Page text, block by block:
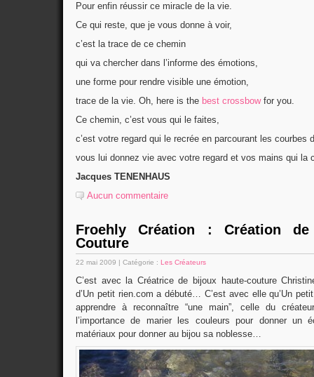
Pour enfin réussir ce miracle de la vie.
Ce qui reste, que je vous donne à voir,
c’est la trace de ce chemin
qui va chercher dans l’informe des émotions,
une forme pour rendre visible une émotion,
trace de la vie. Oh, here is the best crossbowfor you.
Ce chemin, c’est vous qui le faites,
c’est votre regard qui le recrée en parcourant les courbes
vous lui donnez vie avec votre regard et vos mains qui la
Jacques TENENHAUS
Aucun commentaire
Froehly Création : Création
Couture
22 mai 2009 | Catégorie : Les Créateurs
C’est avec la Créatrice de bijoux haute-couture
d’Un petit rien.com a débuté… C’est avec elle qu’Un
apprendre à reconnaître “une main”, celle du
l’importance de marier les couleurs pour donner un
matériaux pour donner au bijou sa noblesse…